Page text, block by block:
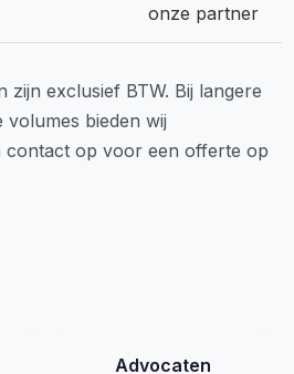
onze partner
zijn exclusief BTW. Bij langere
bieden wij
contact op voor een offerte op
Advocaten